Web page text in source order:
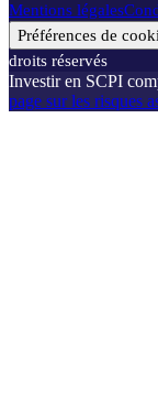
Mentions légales
Préférences de
droits réservés
Investir en SCPI
page sur les risques